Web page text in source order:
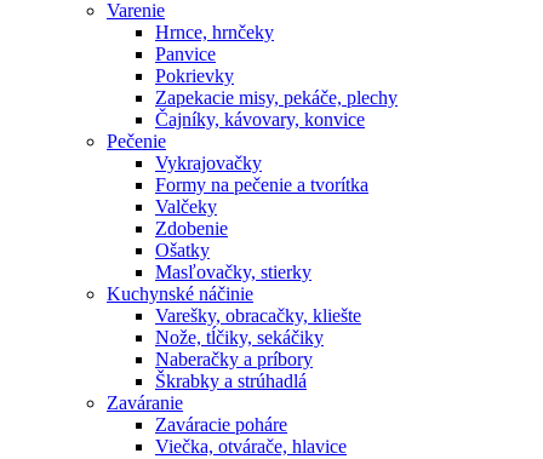
Varenie
Hrnce, hrnčeky
Panvice
Pokrievky
Zapekacie misy, pekáče, plechy
Čajníky, kávovary, konvice
Pečenie
Vykrajovačky
Formy na pečenie a tvorítka
Valčeky
Zdobenie
Ošatky
Masľovačky, stierky
Kuchynské náčinie
Varešky, obracačky, kliešte
Nože, tĺčiky, sekáčiky
Naberačky a príbory
Škrabky a strúhadlá
Zaváranie
Zaváracie poháre
Viečka, otvárače, hlavice